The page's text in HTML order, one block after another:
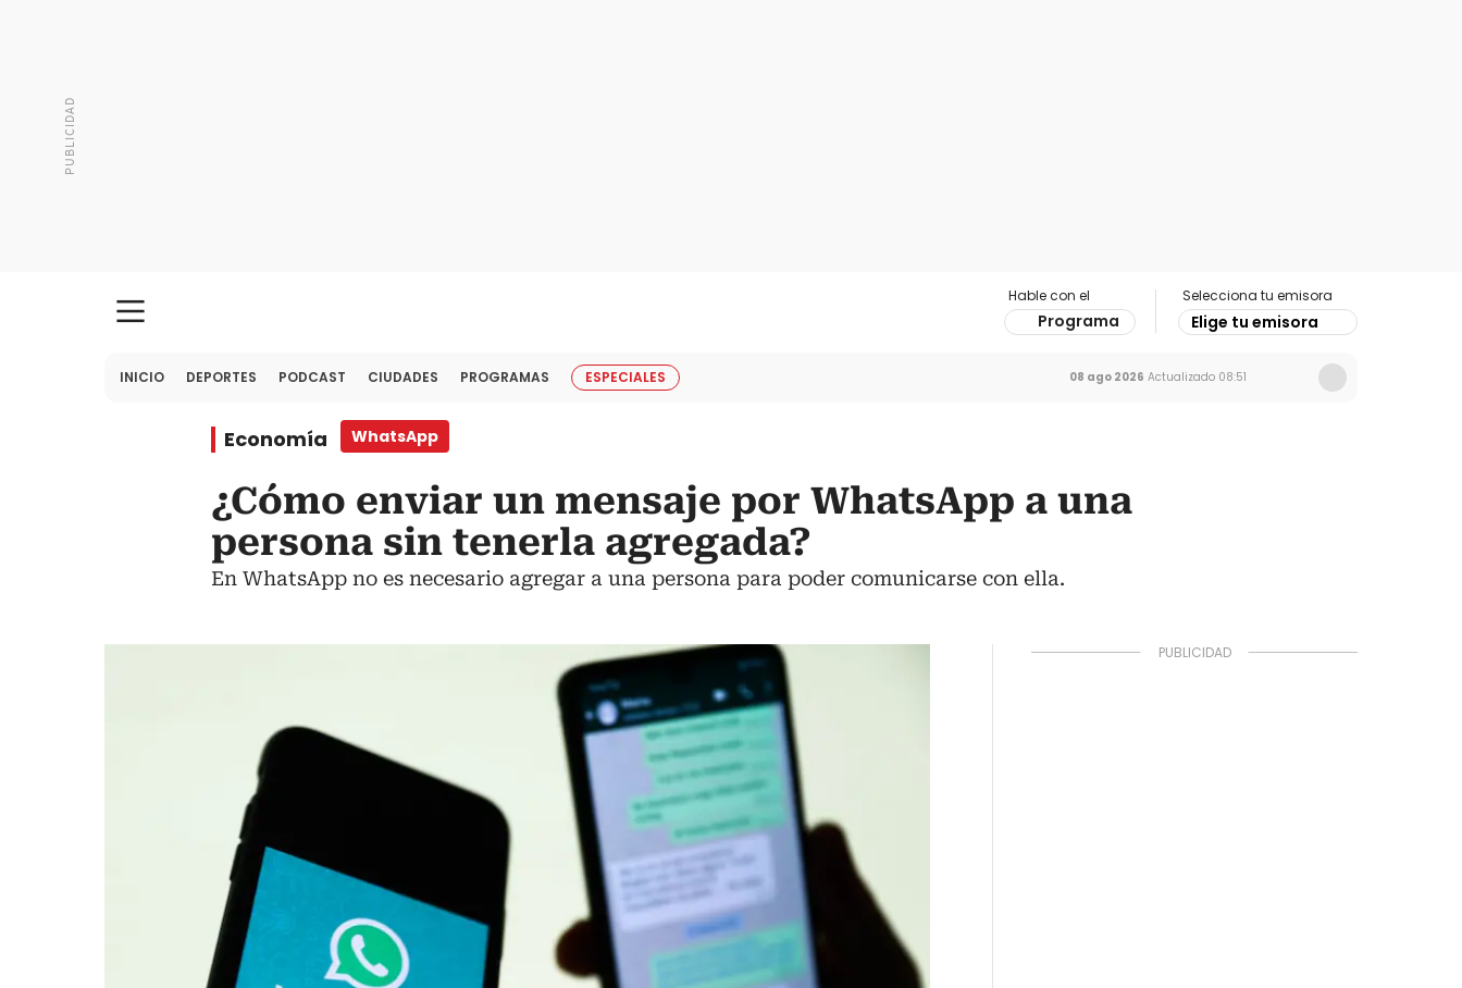
Hable con el
Programa
Selecciona tu emisora
Elige tu emisora
INICIO DEPORTES PODCAST CIUDADES PROGRAMAS ESPECIALES 08 ago 2026 Actualizado 08:51
Economía WhatsApp
¿Cómo enviar un mensaje por WhatsApp a una
persona sin tenerla agregada?
En WhatsApp no es necesario agregar a una persona para poder comunicarse con ella.